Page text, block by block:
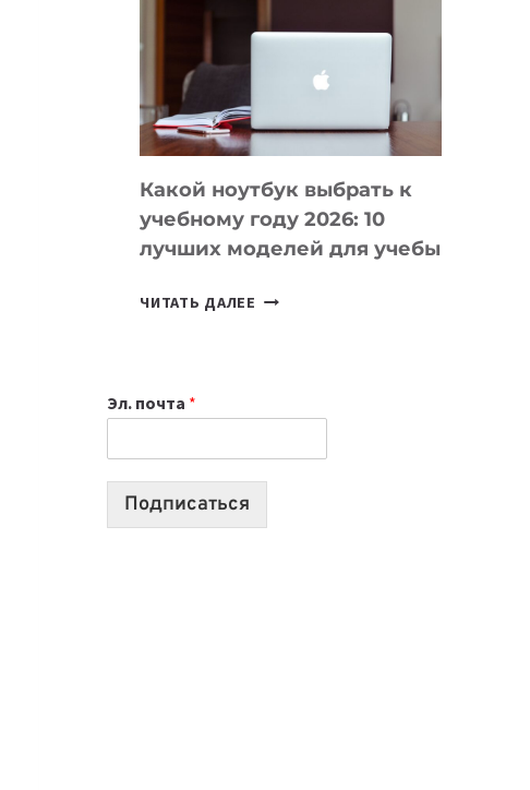
КОТОРЫЕ
СОЗДАВАТЬ
БЕЗ
КОДА
Какой ноутбук выбрать к
учебному году 2026: 10
лучших моделей для учебы
ЧИТАТЬ ДАЛЕЕ КАКОЙ
2026:
10
Эл. почта *
Подписаться